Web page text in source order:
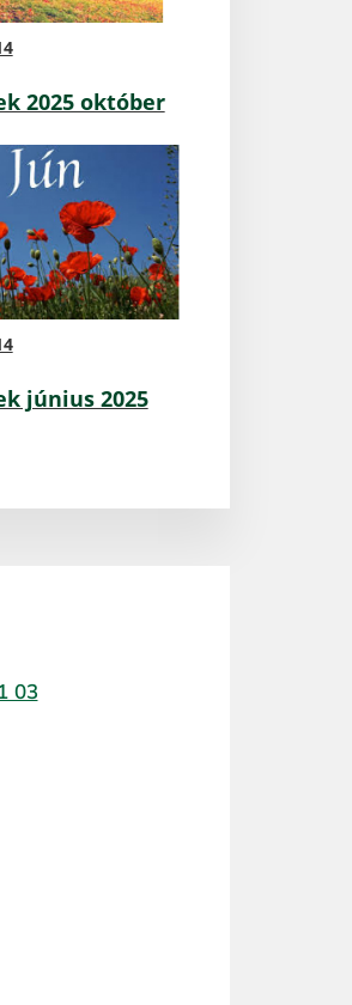
2025 október
június 2025
03